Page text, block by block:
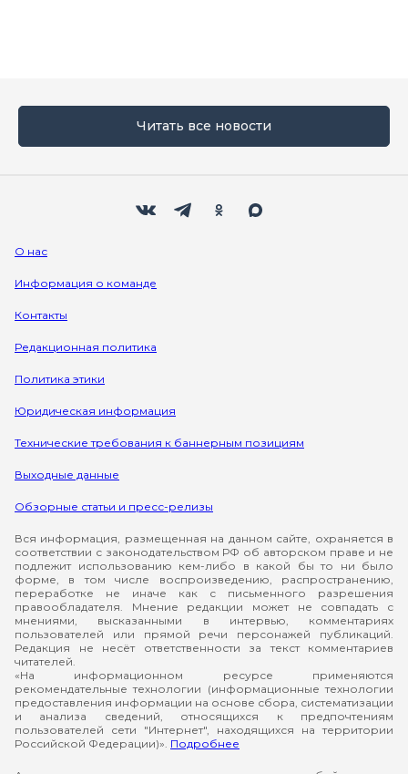
Читать все новости
О нас
Информация о команде
Контакты
Редакционная политика
Политика этики
Юридическая информация
Технические требования к баннерным позициям
Выходные данные
Обзорные статьи и пресс-релизы
Вся информация, размещенная на данном сайте, охраняется в
соответствии с законодательством РФ об авторском праве и не
подлежит использованию кем-либо в какой бы то ни было
форме, в том числе воспроизведению, распространению,
переработке не иначе как с письменного разрешения
правообладателя. Мнение редакции может не совпадать с
мнениями, высказанными в интервью, комментариях
пользователей или прямой речи персонажей публикаций.
Редакция не несёт ответственности за текст комментариев
читателей.
«На информационном ресурсе применяются
рекомендательные технологии (информационные технологии
предоставления информации на основе сбора, систематизации
и анализа сведений, относящихся к предпочтениям
пользователей сети "Интернет", находящихся на территории
Российской Федерации)». Подробнее